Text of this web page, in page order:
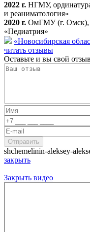
2022 г. НГМУ,
и реаниматология»
2020 г. ОмГМУ (г. Омск),
«Педиатрия»
«Новосибирская
читать отзывы
Оставьте и вы свой отзыв
shchemelinin-aleksey-
закрыть
Закрыть видео